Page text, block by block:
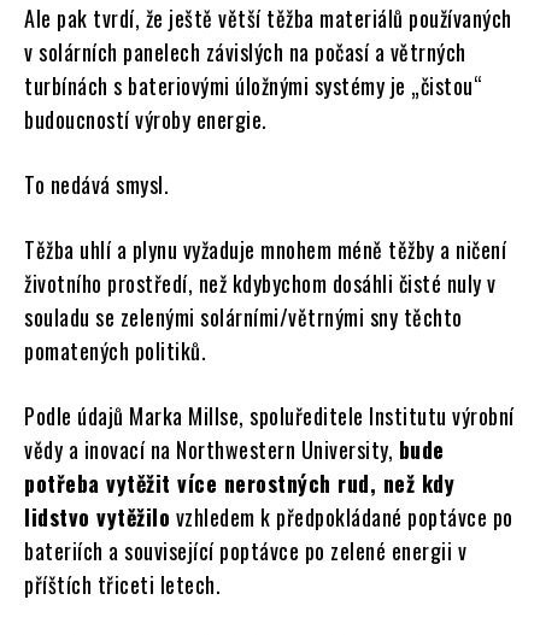
Ale pak tvrdí, že ještě větší těžba materiálů používaných
v solárních panelech závislých na počasí a větrných
turbínách s bateriovými úložnými systémy je „čistou“
budoucností výroby energie.
To nedává smysl.
Těžba uhlí a plynu vyžaduje mnohem méně těžby a ničení
životního prostředí, než kdybychom dosáhli čisté nuly v
souladu se zelenými solárními/větrnými sny těchto
pomatených politiků.
Podle údajů Marka Millse, spoluředitele Institutu výrobní
vědy a inovací na Northwestern University, bude
potřeba vytěžit více nerostných rud, než kdy
lidstvo vytěžilo vzhledem k předpokládané poptávce po
bateriích a související poptávce po zelené energii v
příštích třiceti letech.